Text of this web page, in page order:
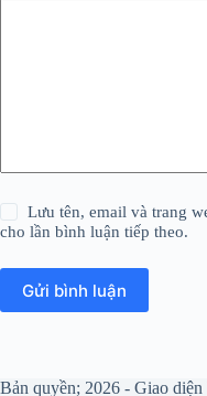
Lưu tên, email và trang
cho lần bình luận tiếp theo.
Gửi bình luận
Bản quyền; 2026 - Giao diện